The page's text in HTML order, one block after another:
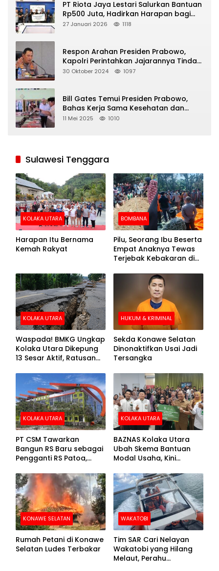
PT Riota Jaya Lestari Salurkan Bantuan
Rp500 Juta, Hadirkan Harapan bagi
Korban Bencana di Sumatera
27 Januari 2026 1118
Respon Arahan Presiden Prabowo,
Kapolri Perintahkan Jajarannya Tindak
Tegas Pelaku Judi Online
30 Oktober 2024 1097
Bill Gates Temui Presiden Prabowo,
Bahas Kerja Sama Kesehatan dan
Program Makan Bergizi Gratis
11 Mei 2025 1010
Sulawesi Tenggara
KOLAKA UTARA
Harapan Itu Bernama
Kemah Rakyat
BOMBANA
Pilu, Seorang Ibu Beserta
Empat Anaknya Tewas
Terjebak Kebakaran di
KOLAKA UTARA
Waspada! BMKG Ungkap
Kolaka Utara Dikepung
13 Sesar Aktif, Ratusan
HUKUM & KRIMINAL
Sekda Konawe Selatan
Dinonaktifkan Usai Jadi
Tersangka
KOLAKA UTARA
PT CSM Tawarkan
Bangun RS Baru sebagai
Pengganti RS Patoa,
Kolut
KOLAKA UTARA
BAZNAS Kolaka Utara
Ubah Skema Bantuan
Modal Usaha, Kini
Barang Senilai Rp419,5
Juta
KONAWE SELATAN
Rumah Petani di Konawe
Selatan Ludes Terbakar
WAKATOBI
Tim SAR Cari Nelayan
Wakatobi yang Hilang
Melaut, Perahu